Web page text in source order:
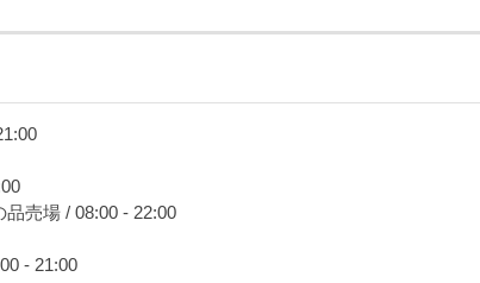
売場 / 08:00 - 22:00
- 21:00